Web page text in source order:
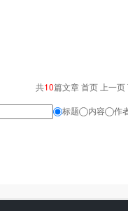
共10篇文章 首页 上一页
标题 内容 作